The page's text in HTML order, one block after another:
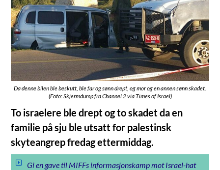
Da denne bilen ble beskutt, ble far og sønn drept, og mor og en annen sønn skadet.
(Foto: Skjermdump fra Channel 2 via Times of Israel)
To israelere ble drept og to skadet da en
familie på sju ble utsatt for palestinsk
skyteangrep fredag ettermiddag.
Gi en gave til MIFFs informasjonskamp mot Israel-hat